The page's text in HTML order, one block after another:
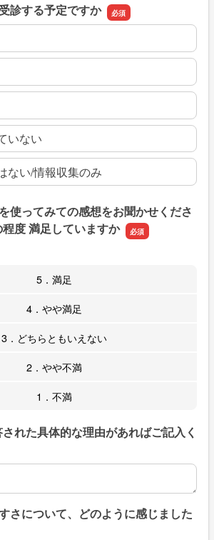
診する予定ですか
いない
ない/情報収集のみ
使ってみての感想をお聞かせくださ
度 満足していますか
5．満足
4．やや満足
3．どちらともいえない
2．やや不満
1．不満
れた具体的な理由があればご記入く
れた具体的な理由があればご記入くだ
さについて、どのように感じました